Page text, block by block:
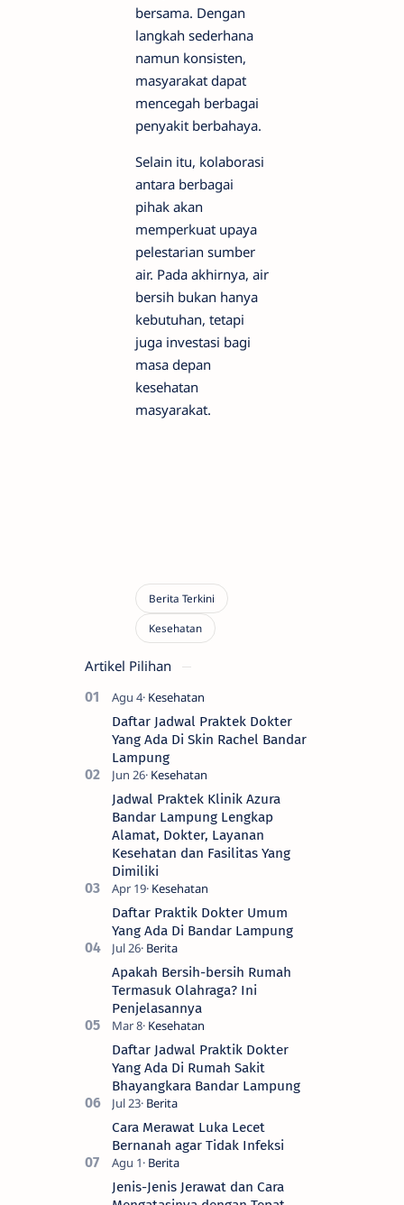
bersama. Dengan
langkah sederhana
namun konsisten,
masyarakat dapat
mencegah berbagai
penyakit berbahaya.
Selain itu, kolaborasi
antara berbagai
pihak akan
memperkuat upaya
pelestarian sumber
air. Pada akhirnya, air
bersih bukan hanya
kebutuhan, tetapi
juga investasi bagi
masa depan
kesehatan
masyarakat.
Artikel Pilihan
Daftar Jadwal Praktek Dokter
Yang Ada Di Skin Rachel Bandar
Lampung
Jadwal Praktek Klinik Azura
Bandar Lampung Lengkap
Alamat, Dokter, Layanan
Kesehatan dan Fasilitas Yang
Dimiliki
Daftar Praktik Dokter Umum
Yang Ada Di Bandar Lampung
Apakah Bersih-bersih Rumah
Termasuk Olahraga? Ini
Penjelasannya
Daftar Jadwal Praktik Dokter
Yang Ada Di Rumah Sakit
Bhayangkara Bandar Lampung
Cara Merawat Luka Lecet
Bernanah agar Tidak Infeksi
Jenis-Jenis Jerawat dan Cara